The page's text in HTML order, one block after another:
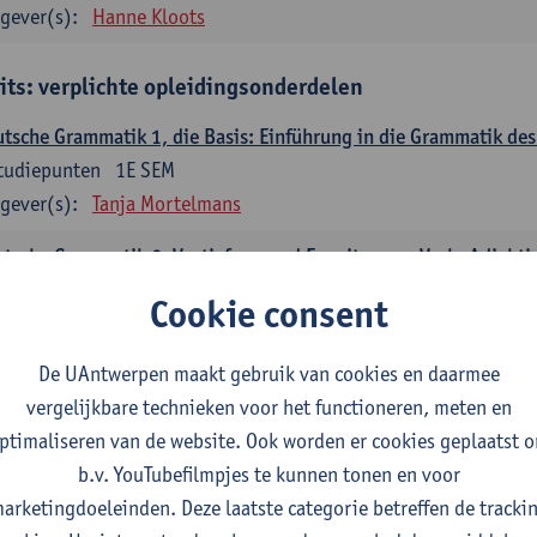
Hanne Kloots
verplichte opleidingsonderdelen
Grammatik 1, die Basis: Einführung in die Grammatik
1E SEM
Tanja Mortelmans
Grammatik 2, Vertiefung und Erweiterung: Verb,
Tanja Mortelmans
Sprachbeherrschung 1
1E/2E SEM
studiepunten
Tanja Mortelmans Alex Haider
und Gesellschaft im deutschsprachigen Raum
1E/2E SEM
studiepunten
Cookie consent
De UAntwerpen maakt gebruik van cookies en daarmee
vergelijkbare technieken voor het functioneren, meten en
van de website. Ook worden er cookies geplaatst
b.v. YouTubefilmpjes te kunnen tonen en voor
Deze laatste categorie betreffen de